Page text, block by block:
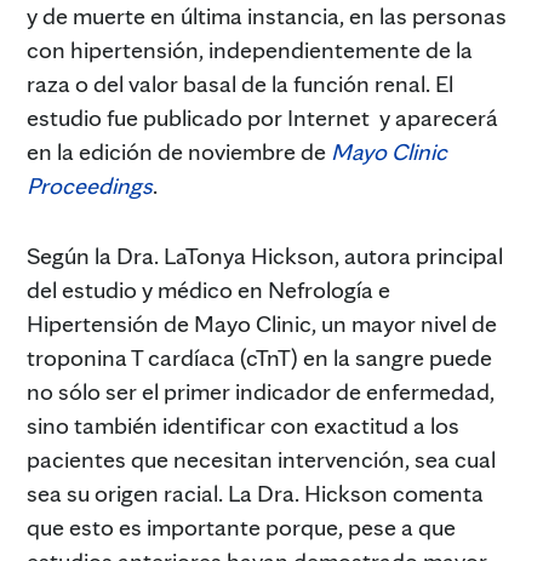
y de muerte en última instancia, en las personas
con hipertensión, independientemente de la
raza o del valor basal de la función renal. El
estudio fue publicado por Internet y aparecerá
en la edición de noviembre de Mayo Clinic
Proceedings.
Según la Dra. LaTonya Hickson, autora principal
del estudio y médico en Nefrología e
Hipertensión de Mayo Clinic, un mayor nivel de
troponina T cardíaca (cTnT) en la sangre puede
no sólo ser el primer indicador de enfermedad,
sino también identificar con exactitud a los
pacientes que necesitan intervención, sea cual
sea su origen racial. La Dra. Hickson comenta
que esto es importante porque, pese a que